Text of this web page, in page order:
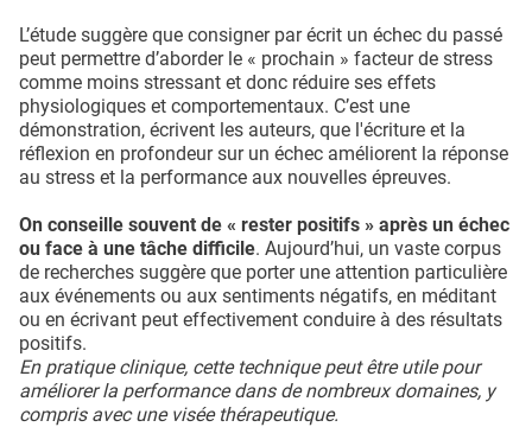
L’étude suggère que consigner par écrit un échec du passé
peut permettre d’aborder le « prochain » facteur de stress
comme moins stressant et donc réduire ses effets
physiologiques et comportementaux. C’est une
démonstration, écrivent les auteurs, que l'écriture et la
réflexion en profondeur sur un échec améliorent la réponse
au stress et la performance aux nouvelles épreuves.
On conseille souvent de « rester positifs » après un échec
ou face à une tâche difficile. Aujourd’hui, un vaste corpus
de recherches suggère que porter une attention particulière
aux événements ou aux sentiments négatifs, en méditant
ou en écrivant peut effectivement conduire à des résultats
positifs.
En pratique clinique, cette technique peut être utile pour
améliorer la performance dans de nombreux domaines, y
compris avec une visée thérapeutique.